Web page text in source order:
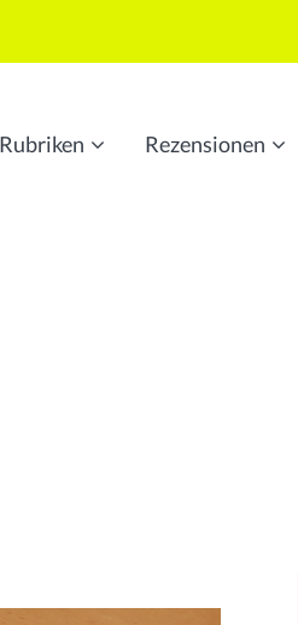
Rubriken Rezensionen